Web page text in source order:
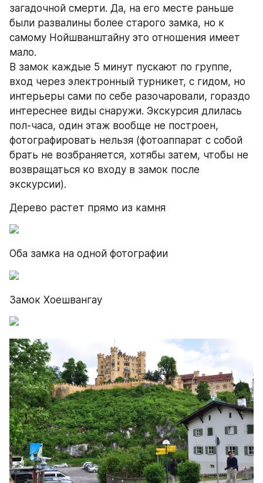
загадочной смерти. Да, на его месте раньше
были развалины более старого замка, но к
самому Нойшванштайну это отношения имеет
мало.
В замок каждые 5 минут пускают по группе,
вход через электронный турникет, с гидом, но
интерьеры сами по себе разочаровали, гораздо
интереснее виды снаружи. Экскурсия длилась
пол-часа, один этаж вообще не построен,
фотографировать нельзя (фотоаппарат с собой
брать не возбраняется, хотябы затем, чтобы не
возвращаться ко входу в замок после
экскурсии).
Дерево растет прямо из камня
Оба замка на одной фотографии
Замок Хоешвангау